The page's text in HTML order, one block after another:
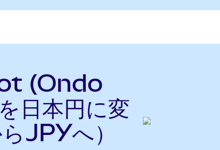
(Ondo
日本円に変
JPYへ）